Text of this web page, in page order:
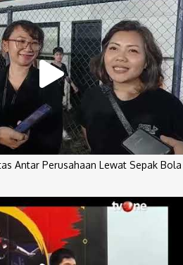
Antar Perusahaan Lewat Sepak Bola